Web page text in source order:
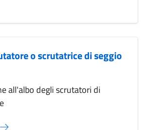
o scrutatrice di seggio
all'albo degli scrutatori di